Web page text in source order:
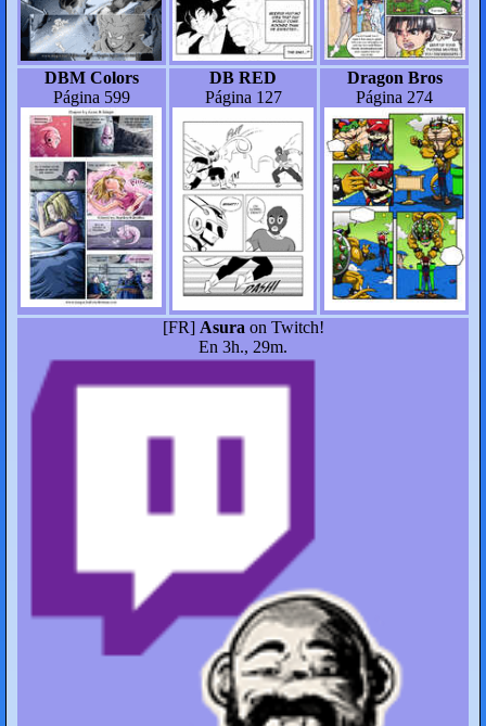
DBM Colors
Página 599
DB RED
Página 127
Dragon Bros
Página 274
[FR] Asura on Twitch!
En 3h., 29m.